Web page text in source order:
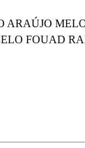
ARAÚJO
FOUAD